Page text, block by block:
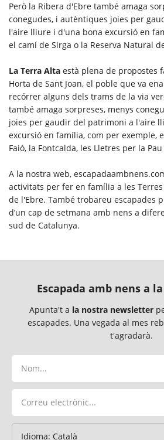
Però la Ribera d'Ebre també amaga
conegudes, i autèntiques joies per
l'aire lliure i d'una bona excursió en
el camí de Sirga o la Reserva Natural
La Terra Alta està plena de propostes
Horta de Sant Joan, el poble que va
recórrer alguns dels trams de la via
també amaga sorpreses, menys
joies per gaudir del patrimoni a l'aire
excursió en família, com per exemple,
Faió, la Fontcalda, les Lletres per la
A la nostra web,
activitats per fer en família a les
de l'Ebre. També trobareu escapades
d’un cap de setmana amb nens a
sud de Catalunya.
Escapada amb nens a
Apunta't a la nostra newsletter
escapades. Una vegada al mes
t'agradarà.